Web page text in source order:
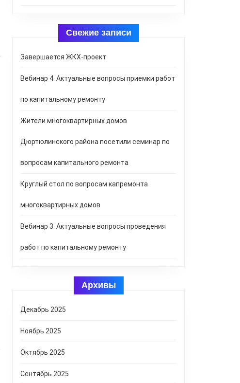
Свежие записи
Завершается ЖКХ-проект
Вебинар 4. Актуальные вопросы приемки работ
по капитальному ремонту
Жители многоквартирных домов
Дюртюлинского района посетили семинар по
вопросам капитального ремонта
Круглый стол по вопросам капремонта
многоквартирных домов
Вебинар 3. Актуальные вопросы проведения
работ по капитальному ремонту
Архивы
Декабрь 2025
Ноябрь 2025
Октябрь 2025
Сентябрь 2025